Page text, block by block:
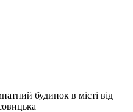
будинок в місті від